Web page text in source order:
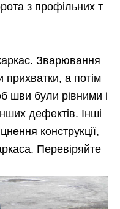
з профільних т
Зварювання
прихватки, а потім
були рівними і
дефектів. Інші
конструкції,
Перевіряйте